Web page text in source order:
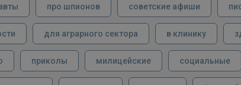
про шпионов советские афиши
для аграрного сектора в клинику
приколы милицейские социальные